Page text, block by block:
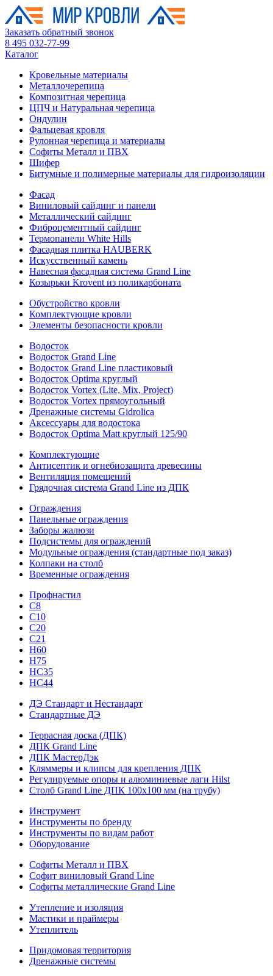
Заказать обратный звонок
8 495 032-77-99
Каталог
Кровельные материалы
Металлочерепица
Композитная черепица
ЦПЧ и Натуральная черепица
Ондулин
Фальцевая кровля
Рулонная черепица и материалы
Софиты Металл и ПВХ
Шифер
Битумные и полимерные материалы для гидроизоляции
Фасад
Виниловый сайдинг и панели
Металлический сайдинг
Фиброцементный сайдинг
Термопанели White Hills
Фасадная плитка HAUBERK
Искусственный камень
Навесная фасадная система Grand Line
Козырьки Krovent из поликарбоната
Обустройство кровли
Комплектующие кровли
Элементы безопасности кровли
Водосток
Водосток Grand Line
Водосток Grand Line пластиковый
Водосток Optima круглый
Водосток Vortex (Lite, Mix, Project)
Водосток Vortex прямоугольный
Дренажные системы Gidrolica
Аксессуары для водостока
Водосток Optima Matt круглый 125/90
Комплектующие
Антисептик и огнебиозащита древесины
Вентиляция помещений
Грядочная система Grand Line из ДПК
Ограждения
Панельные ограждения
Заборы жалюзи
Подсистемы для ограждений
Модульные ограждения (стандартные под заказ)
Колпаки на столб
Временные ограждения
Профнастил
С8
С10
С20
С21
H60
H75
HС35
НС44
ДЭ Стандарт и Нестандарт
Стандартные ДЭ
Террасная доска (ДПК)
ДПК Grand Line
ДПК МастерДэк
Кляммеры и клипсы для крепления ДПК
Регулируемые опоры и алюминиевые лаги Hilst
Столб Grand Line ДПК 100х100 мм (на трубу)
Инструмент
Инструменты по бренду
Инструменты по видам работ
Оборудование
Софиты Металл и ПВХ
Софит виниловый Grand Line
Софиты металлические Grand Line
Утепление и изоляция
Мастики и праймеры
Утеплитель
Придомовая территория
Дренажные системы